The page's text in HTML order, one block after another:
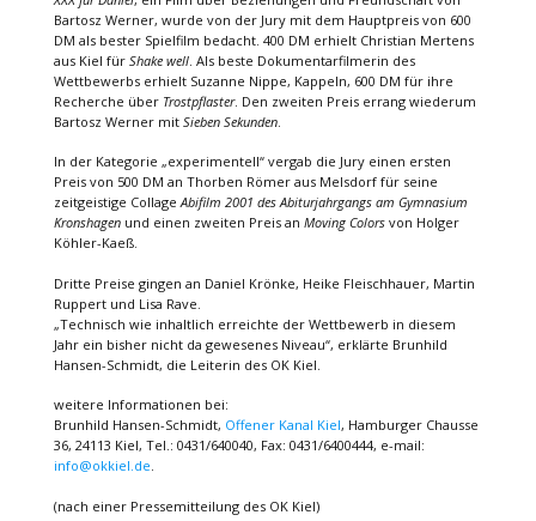
Bartosz Werner, wurde von der Jury mit dem Hauptpreis von 600
DM als bester Spielfilm bedacht. 400 DM erhielt Christian Mertens
aus Kiel für Shake well. Als beste Dokumentarfilmerin des
Wettbewerbs erhielt Suzanne Nippe, Kappeln, 600 DM für ihre
Recherche über Trostpflaster. Den zweiten Preis errang wiederum
Bartosz Werner mit Sieben Sekunden.
In der Kategorie „experimentell“ vergab die Jury einen ersten
Preis von 500 DM an Thorben Römer aus Melsdorf für seine
zeitgeistige CollageAbifilm 2001 des Abiturjahrgangs am Gymnasium
Kronshagenund einen zweiten Preis an Moving Colorsvon Holger
Köhler-Kaeß.
Dritte Preise gingen an Daniel Krönke, Heike Fleischhauer, Martin
Ruppert und Lisa Rave.
„Technisch wie inhaltlich erreichte der Wettbewerb in diesem
Jahr ein bisher nicht da gewesenes Niveau“, erklärte Brunhild
Hansen-Schmidt, die Leiterin des OK Kiel.
weitere Informationen bei:
Brunhild Hansen-Schmidt, Offener Kanal Kiel, Hamburger Chausse
36, 24113 Kiel, Tel.: 0431/640040, Fax: 0431/6400444, e-mail:
info@okkiel.de.
(nach einer Pressemitteilung des OK Kiel)